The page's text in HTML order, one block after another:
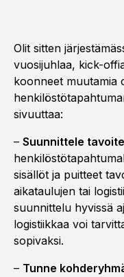
Olit sitten
vuosijuhlaa, kick-
koonneet muutamia
sivuuttaa:
– Suunnittele
sisällöt ja puitteet
aikataulujen tai
suunnittelu hyvissä
logistiikkaa voi
sopivaksi.
– Tunne